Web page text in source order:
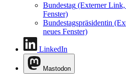
Bundestag (Externer
Fenster)
Bundestagspräsidentin
neues Fenster)
LinkedIn
Mastodon